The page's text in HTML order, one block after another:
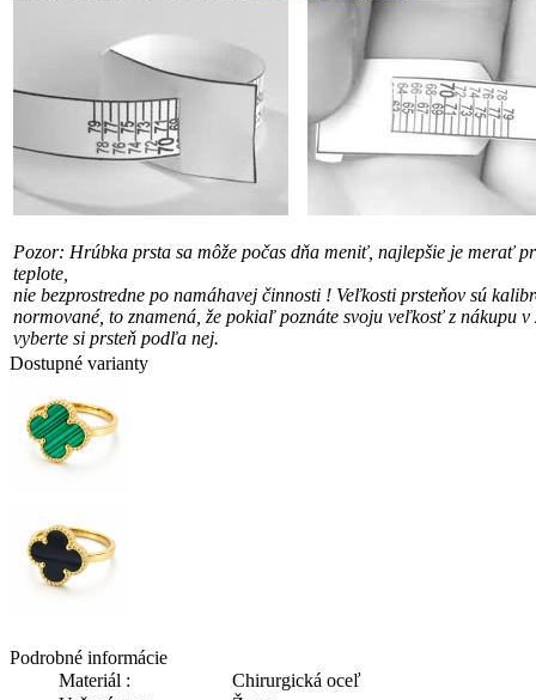
Pozor: Hrúbka prsta sa môže počas dňa meniť, najlepšie je merať
teplote,
nie bezprostredne po namáhavej činnosti ! Veľkosti prsteňov sú
normované, to znamená, že pokiaľ poznáte svoju veľkosťz nákupu v
vyberte si prsteň podľa nej.
Dostupné varianty
Podrobné informácie
Materiál :
Chirurgická oceľ